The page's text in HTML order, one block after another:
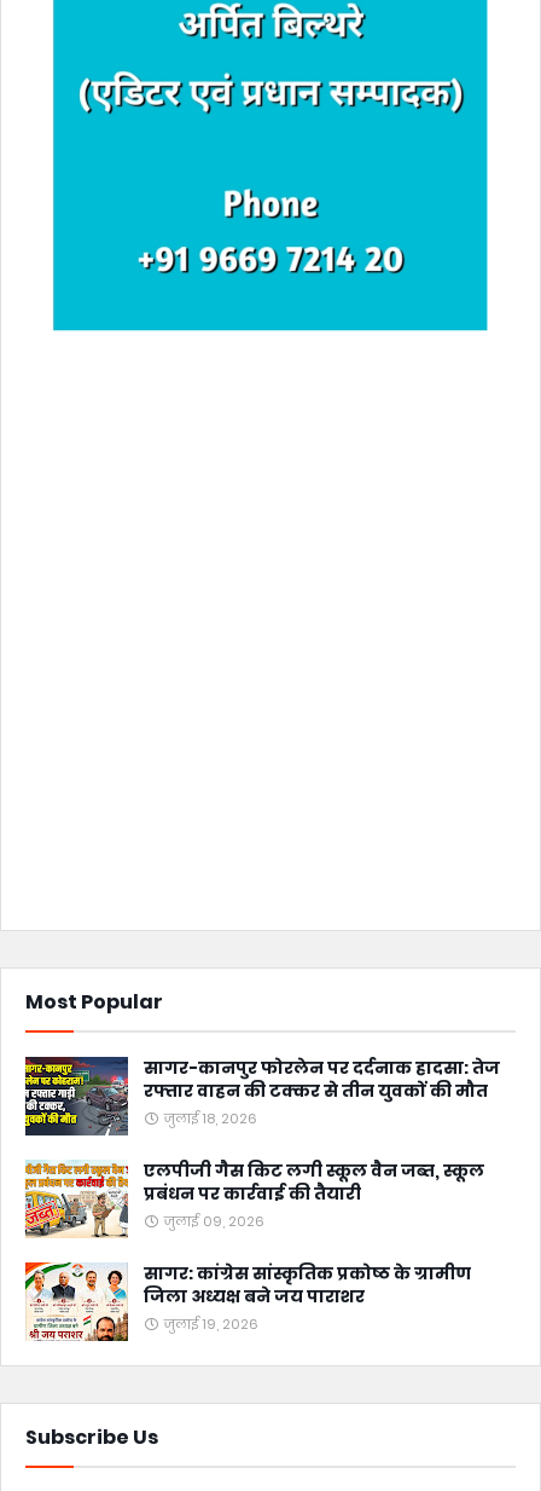
Most Popular
सागर-कानपुर फोरलेन पर दर्दनाक हादसा: तेज
रफ्तार वाहन की टक्कर से तीन युवकों की मौत
जुलाई 18, 2026
एलपीजी गैस किट लगी स्कूल वैन जब्त, स्कूल
प्रबंधन पर कार्रवाई की तैयारी
जुलाई 09, 2026
सागर: कांग्रेस सांस्कृतिक प्रकोष्ठ के ग्रामीण
जिला अध्यक्ष बने जय पाराशर
जुलाई 19, 2026
Subscribe Us